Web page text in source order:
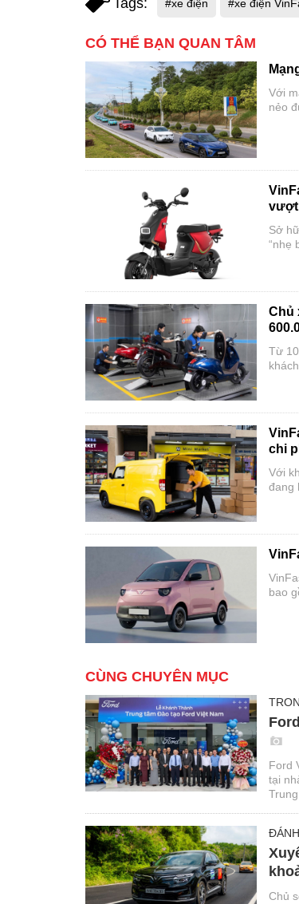
Tags: #xe điện #xe điện
CÓ THỂ BẠN QUAN TÂM
Với
nẻo
Sở
“nhẹ
Chủ
Từ
chi
Với
đang
bao
CÙNG CHUYÊN MỤC
Ford
tại
Chủ